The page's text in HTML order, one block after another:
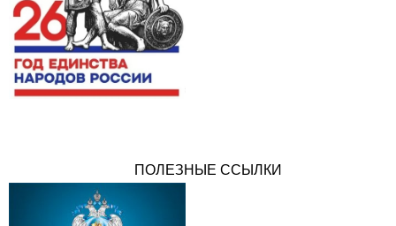
ПОЛЕЗНЫЕ ССЫЛКИ